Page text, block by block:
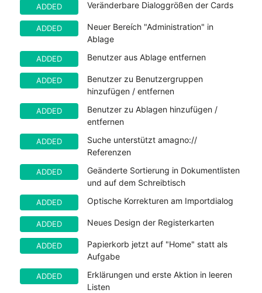
ADDED Veränderbare Dialoggrößen der Cards
ADDED
Neuer Bereích "Administration" in
Ablage
ADDED Benutzer aus Ablage entfernen
ADDED
Benutzer zu Benutzergruppen
hinzufügen / entfernen
ADDED
Benutzer zu Ablagen hinzufügen /
entfernen
ADDED
Suche unterstützt amagno://
Referenzen
ADDED
Geänderte Sortierung in Dokumentlisten
und auf dem Schreibtisch
ADDED Optische Korrekturen am Importdialog
ADDED Neues Design der Registerkarten
ADDED
Papierkorb jetzt auf "Home" statt als
Aufgabe
ADDED
Erklärungen und erste Aktion in leeren
Listen